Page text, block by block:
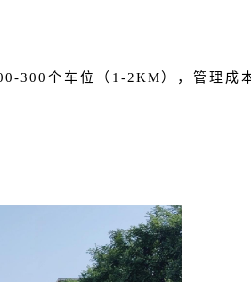
300个车位（1-2KM），管理成